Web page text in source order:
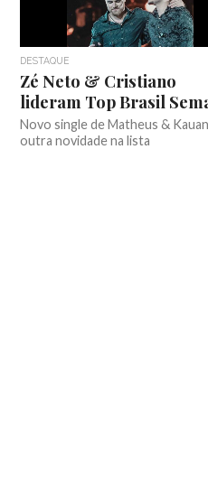
DESTAQUE
Zé Neto & Cristiano
lideram Top Brasil
Novo single de Matheus &
outra novidade na lista